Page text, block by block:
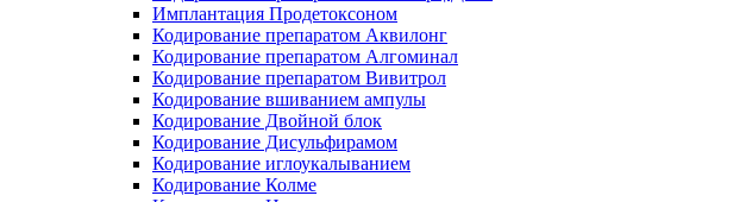
Имплантация Продетоксоном
Кодирование препаратом Аквилонг
Кодирование препаратом Алгоминал
Кодирование препаратом Вивитрол
Кодирование вшиванием ампулы
Кодирование Двойной блок
Кодирование Дисульфирамом
Кодирование иглоукалыванием
Кодирование Колме